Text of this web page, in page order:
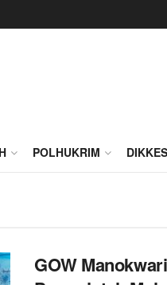
POLHUKRIM DIKKES
GOW